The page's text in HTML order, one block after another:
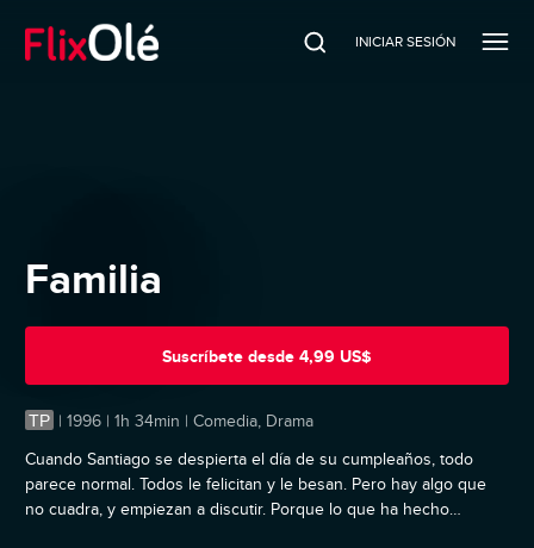
INICIAR SESIÓN
Familia
Suscríbete desde 4,99 US$
TP | 1996 | 1h 34min | Comedia, Drama
Cuando Santiago se despierta el día de su cumpleaños, todo
parece normal. Todos le felicitan y le besan. Pero hay algo que
no cuadra, y empiezan a discutir. Porque lo que ha hecho